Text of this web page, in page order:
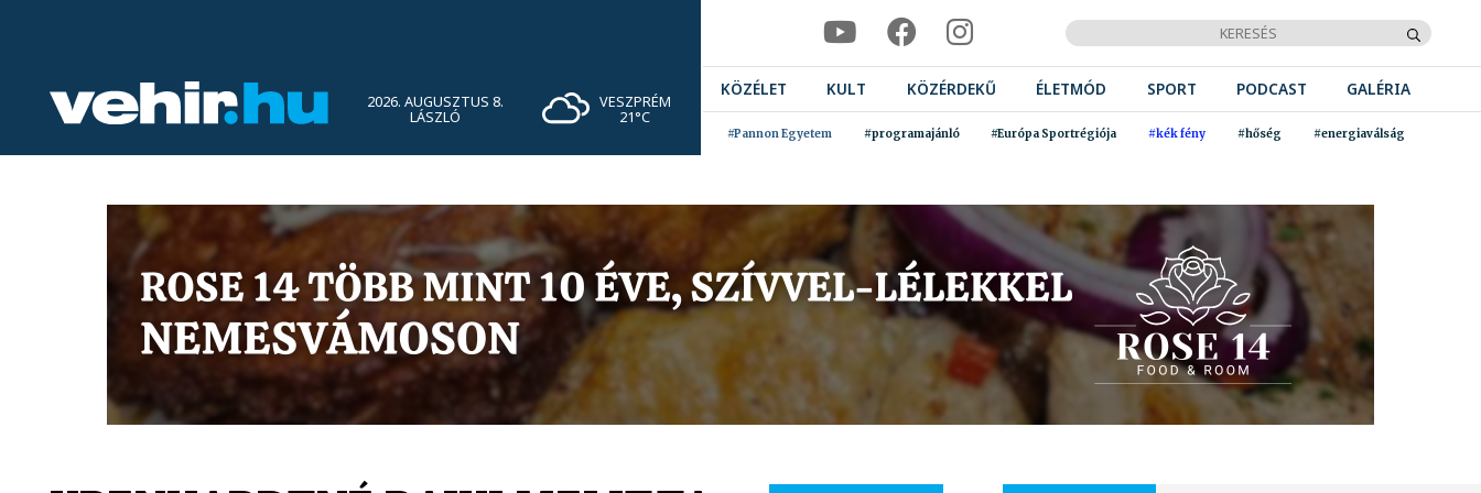
2026. AUGUSZTUS 8.
LÁSZLÓ
VESZPRÉM
21°C
KÖZÉLET KULT KÖZÉRDEKŰ ÉLETMÓD SPORT PODCAST GALÉRIA
#Pannon Egyetem #programajánló #Európa Sportrégiója #kék fény #hőség #energiaválság